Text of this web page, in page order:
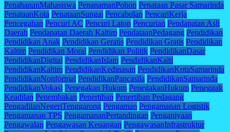
PenahananMahasiswa PenanamanPohon Penataan Pasar Samarinda
PenataanKota PenataanSungai Pencabulan PencariKerja
Pencegahan Pencuri AC Pencuri Latop Pencurian Pendapatan Asli
Daerah Pendapatan Daerah Kaltim PendataanPedagang Pendidikan
Pendidikan Anak Pendidikan Geratis Pendidikan Gratis Pendidikan
Kaltim Pendidikan Moral Pendidikan Politik PendidikanDasar
PendidikanDigital PendidikanIslam PendidikanKalti
PendidikanKaltim PendidikanKedinasan PendidikanKotaSamarinda
PendidikanNonformal PendidikanPancasila PendidikanSamarinda
PendidikanVokasi Penegakan Hukum PenegakanHukum Peneggak
Keadilan Penembakan Penertiban Penertiban Pedagang
PengadilanNegeriTenggarong Pengaman Pengamanan Logistik
Pengamanan TPS PengamananPertandingan Penganiyaan
Pengawalan Pengawasan Keuangan PengawasanInfrastruktur